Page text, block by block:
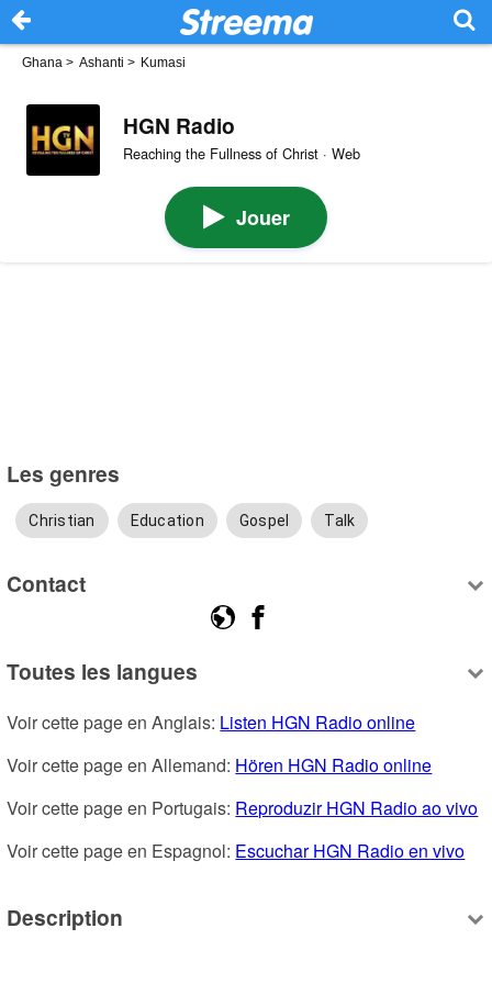
Ghana > Ashanti > Kumasi
HGN Radio
Reaching the Fullness of Christ · Web
Jouer
Les genres
Christian Education Gospel Talk
Contact
Toutes les langues
Voir cette page en Anglais: Listen HGN Radio online
Voir cette page en Allemand: Hören HGN Radio online
Voir cette page en Portugais: Reproduzir HGN Radio ao vivo
Voir cette page en Espagnol: Escuchar HGN Radio en vivo
Description